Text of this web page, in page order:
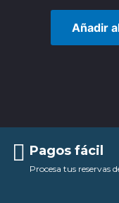
Añadir
Pagos fácil
Procesa tus reservas